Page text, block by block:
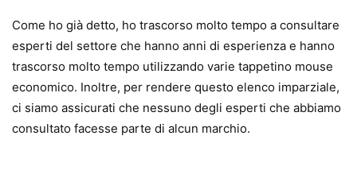
Come ho già detto, ho trascorso molto tempo a consultare
esperti del settore che hanno anni di esperienza e hanno
trascorso molto tempo utilizzando varie tappetino mouse
economico. Inoltre, per rendere questo elenco imparziale,
ci siamo assicurati che nessuno degli esperti che abbiamo
consultato facesse parte di alcun marchio.